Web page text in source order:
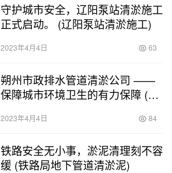
守护城市安全，辽阳泵站清淤施工
正式启动。 (辽阳泵站清淤施工)
2023年4月4日 63
朔州市政排水管道清淤公司 ——
保障城市环境卫生的有力保障 (朔
2023年4月4日 84
铁路安全无小事，淤泥清理刻不容
缓 (铁路局地下管道清淤泥)